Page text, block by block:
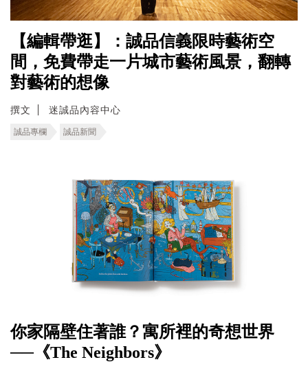
【編輯帶逛】：誠品信義限時藝術空
間，免費帶走一片城市藝術風景，翻轉
對藝術的想像
撰文 迷誠品內容中心
誠品專欄 誠品新聞
你家隔壁住著誰？寓所裡的奇想世界
──《The Neighbors》